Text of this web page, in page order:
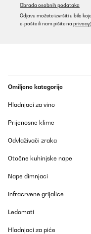
Obrada osobnih podataka
Odjavu možete izvršiti u bilo
e-pošte ili nam pišite na
Omiljene kategorije
Hladnjaci za vino
Prijenosne klime
Odvlaživači zraka
Otočne kuhinjske nape
Nape dimnjaci
Infracrvene grijalice
Ledomati
Hladnjaci za piće